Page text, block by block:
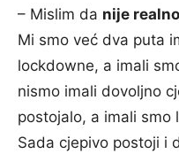
– Mislim da nije
Mi smo već dva puta
lockdowne, a imali
nismo imali dovoljno
postojalo, a imali smo
Sada cjepivo postoji i